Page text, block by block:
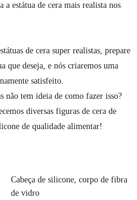
a estátua de cera mais realista nos
de cera super realistas, prepare
que deseja, e nós criaremos uma
satisfeito.
não tem ideia de como fazer isso?
diversas figuras de cera de
de qualidade alimentar!
Cabeça de silicone, corpo de fibra
de vidro